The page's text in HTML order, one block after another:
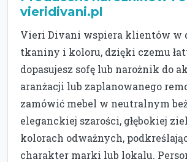
vieridivani.pl
Vieri Divani wspiera klientów w
tkaniny i koloru, dzięki czemu
dopasujesz sofę lub narożnik do
aranżacji lub zaplanowanego
zamówić mebel w neutralnym
eleganckiej szarości, głębokiej
kolorach odważnych,
charakter marki lub lokalu.